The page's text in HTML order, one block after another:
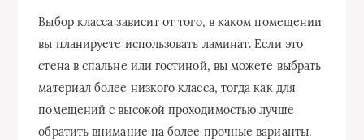
Выбор класса зависит от того, в каком помещении
вы планируете использовать ламинат. Если это
стена в спальне или гостиной, вы можете выбрать
материал более низкого класса, тогда как для
помещений с высокой проходимостью лучше
обратить внимание на более прочные варианты.